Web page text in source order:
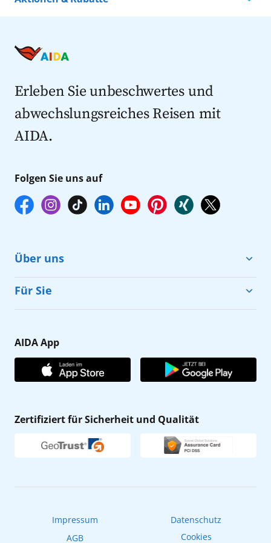
Kreuzfahrten nach Italien
Last Minute Kreuzfahrten
Kreuzfahrten mit Flug
Kreuzfahrten 2027
Erleben Sie unbeschwertes und
abwechslungsreiches Reisen mit
AIDA.
Folgen Sie uns auf
Über uns
Cruise & Help
Karriere
Affiliateprogramm
Verhaltens- & Ethikkodex
Newsletter
Für Sie
Gästefragebogen
AIDA Club
AIDA App
AIDA App
Zertifiziert für Sicherheit und Qualität
Impressum
Datenschutz
AGB
Cookies